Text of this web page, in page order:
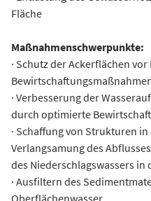
Fläche
Maßnahmenschwerpunkte:
· Schutz der Ackerflächen
· Verbesserung der
durch optimierte
· Schaffung von Strukturen
Verlangsamung des
des Niederschlagswassers in
· Ausfiltern des
Oberflächenwasser